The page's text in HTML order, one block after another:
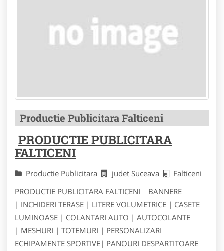
Productie Publicitara Falticeni
PRODUCTIE PUBLICITARA
FALTICENI
Productie Publicitara judet Suceava
Falticeni
PRODUCTIE PUBLICITARA FALTICENI BANNERE
| INCHIDERI TERASE | LITERE VOLUMETRICE | CASETE
LUMINOASE | COLANTARI AUTO | AUTOCOLANTE
| MESHURI | TOTEMURI | PERSONALIZARI
ECHIPAMENTE SPORTIVE| PANOURI DESPARTITOARE